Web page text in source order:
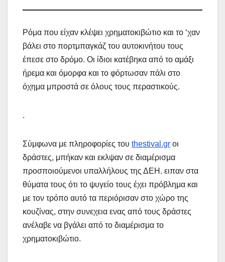
Ρόμα που είχαν κλέψει χρηματοκιβώτιο και το ‘χαν
βάλει στο πορτμπαγκάζ του αυτοκινήτου τους
έπεσε στο δρόμο. Οι ίδιοι κατέβηκα από το αμάξι
ήρεμα και όμορφα και το φόρτωσαν πάλι στο
όχημα μπροστά σε όλους τους περαστικούς.
.
Σύμφωνα με πληροφορίες του thestival.gr οι
δράστες, μπήκαν και εκλψαν σε διαμέρισμα
προσποιούμενοι υπαλλήλους της ΔΕΗ. ειπαν στα
θύματα τους ότι το ψυγείο τους έχει πρόβλημα και
με τον τρόπο αυτό τα περιόρισαν στο χώρο της
κουζίνας, στην συνεχεια ενας από τους δράστες
ανέλαβε να βγάλει από το διαμέρισμα το
χρηματοκιβώτιο.